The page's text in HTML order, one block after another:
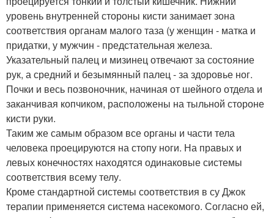
уровень внутренней стороны кисти занимает зона
соответствия органам малого таза (у женщин - матка и
придатки, у мужчин - предстательная железа.
Указательный палец и мизинец отвечают за состояние
рук, а средний и безымянный палец - за здоровье ног.
Почки и весь позвоночник, начиная от шейного отдела и
заканчивая копчиком, расположены на тыльной стороне
кисти руки.
Таким же самым образом все органы и части тела
человека проецируются на стопу ноги. На правых и
левых конечностях находятся одинаковые системы
соответствия всему телу.
Кроме стандартной системы соответствия в су Джок
терапии применяется система насекомого. Согласно ей,